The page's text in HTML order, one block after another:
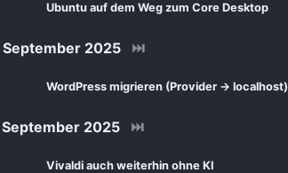
Ubuntu auf dem Weg zum Core Desktop
2025 ⏭
WordPress migrieren (Provider → localhost)
2025 ⏭
Vivaldi auch weiterhin ohne KI